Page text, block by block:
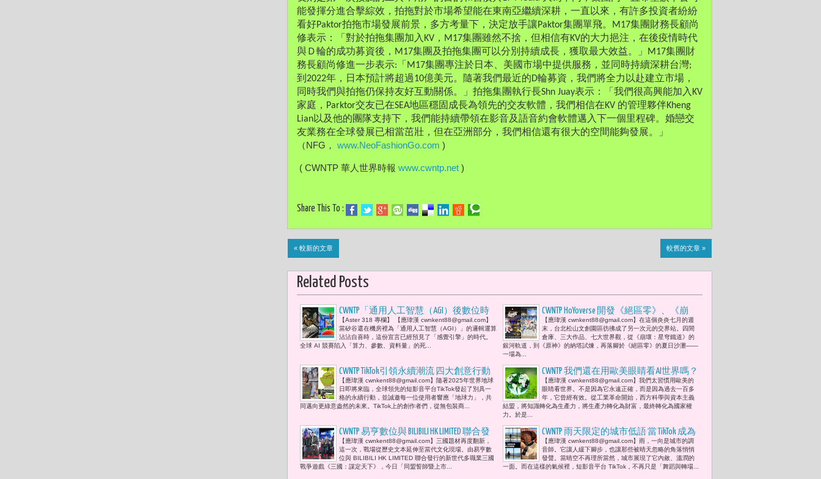
能發揮分進合擊綜效，拍拖對於市場希望能在東南亞繼續深耕，一直以來，有許多投資者紛紛
看好Paktor拍拖市場發展前景，多方考量下，決定放手讓Paktor集團單飛。M17集團財務長顧尚
修表示：「對於拍拖集團加入KV，M17集團雖然不捨，但相信有KV的大力挹注，在後疫情時代
與Ｄ輪的成功募資後，M17集團及拍拖集團可以分別持續成長，獲取最大效益。」M17集團財
務長顧尚修進一步表示:「M17集團專注於日本、美國市場中提供服務，並同時持續深耕台灣;
到2022年，日本預計將超過10億美元。隨著我們最近的D輪募資，我們將全力以赴建立市場，
同時我們與拍拖仍保持友好互動關係。」拍拖集團執行長Shn Juay表示：「我們很高興能加入KV
家庭，Parktor交友已在SEA地區穩固成長為領先的交友軟體，我們相信在KV 的管理夥伴Kheng
Lian以及他的團隊支持下，我們能持續帶領在影音及語音約會軟體邁入下一個里程碑。婚戀交
友業務在全球發展已相當茁壯，但在亞洲部分，我們相信還有很大的空間能夠發展。」
（NFG， www.NeoFashionGo.com )
( CWNTP 華人世界時報 www.cwntp.net )
Share This To :
« 較新的文章 較舊的文章 »
Related Posts
CWNTP「通用人工智慧（AGI）後數位時
代」人類文明新定標 : 當代人勢必將面
對「維度」關於「存在」與「虛擬」的
終極辯論。--Aster 318 : 當感覺被完全轉
AI 的下一個戰場開端
【Aster 318 專欄】 【應瑋漢 cwnkent88@gmail.com】
當矽谷還在機房裡為「通用人工智慧（AGI）」的邏輯運算
沾沾自喜時，這份宣言已經預見了「感覺引擎」的時代。
全球 AI 競賽陷入「算力、參數、資料量」的死...
CWNTP HoYoverse 開發《絕區零》、《崩
壞：星穹鐵道》、《原神》3款作品 銀
河快閃祭 當夏日熱浪撞上異世界 松菸
成為玩家的宇宙集會所 風雨無阻
【應瑋漢 cwnkent88@gmail.com】在這個炎炎七月的週
末，台北松山文創園區彷彿成了另一次元的交界站。四間
倉庫、三大作品、七大世界觀，從《崩壞：星穹鐵道》的
銀河軌道，到《原神》的納塔試煉，再落腳於《絕區零》的夏日沙灘——
一場為...
CWNTP TikTok引領永續潮流 四大創意行動
響應2025世界地球日「地球力」
【應瑋漢 cwnkent88@gmail.com】隨著2025年世界地球
日即將來臨，全球領先的短影音平台TikTok發起了別具一
格的永續行動，並誠邀每一位使用者響應「地球力」，共
同邁向更綠意盎然的未來。TikTok上的創作者們，從無包裝商...
CWNTP 我們還在用歐美眼睛看AI世界嗎？
【應瑋漢 cwnkent88@gmail.com】我們太習慣用歐美的
眼睛看世界。不是因為它永遠正確，而是因為過去一百多
年，它曾經有效。從工業革命開始，西方科學與資本主義
結盟，將知識轉化為生產力，將生產力轉化為財富，最終轉化為國家權
力。於是...
CWNTP 易亨數位與 BILIBILI HK LIMITED 聯合發
行《三國：謀定天下》誓師西門 頑童
MJ116為新世代三國寫下開局 策略登場
兄弟集結
【應瑋漢 cwnkent88@gmail.com】三國題材再度翻新，
這一次，戰場從歷史文本延伸至當代文化現場。由易亨數
位與 BILIBILI HK LIMITED 聯合發行的新世代多職業三國
戰爭遊戲《三國：謀定天下》，今日「同盟誓師暨上市...
CWNTP 雨天限定的城市低語 當 TikTok 成為
你文化散步的嚮導 一起美術館走讀、磚
廠探險、老屋尋寶、書店漫步
【應瑋漢 cwnkent88@gmail.com】雨，一向是城市的調
音師。它讓人緩下腳步，也讓那些被晴天忽略的角落悄悄
發聲。當晴空不再理所當然，城市展現了它內斂、溫潤的
一面。而在這樣的氣候裡，短影音平台 TikTok，不再只是「舞蹈與轉場...